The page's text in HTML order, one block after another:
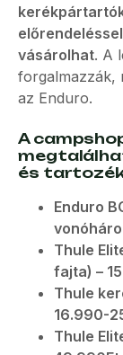
vásárolhat. A
forgalmazzák,
az Enduro.
A
és
Enduro
Thule
fajta) –
Thule
16.990-
Thule